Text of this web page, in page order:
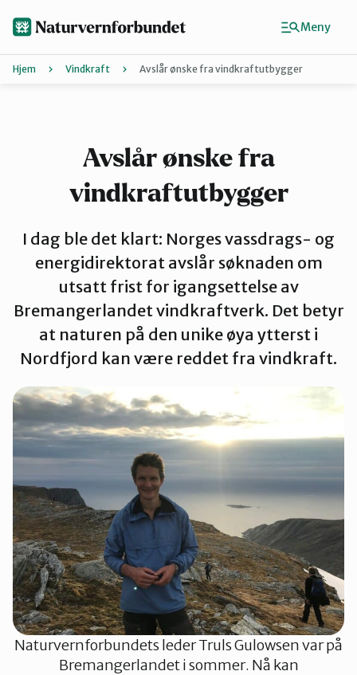
Finn ditt lokallag
Støtt oss
Buskerud
Finnmark
Hordaland
Innlandet
Møre og Romsdal
Nordland
Oslo og Akershus
Sogn og Fjordane
Trøndelag
Hjem Vindkraft Avslår ønske fra vindkraftutbygger
Avslår ønske fra
vindkraftutbygger
I dag ble det klart: Norges vassdrags- og
energidirektorat avslår søknaden om
utsatt frist for igangsettelse av
Bremangerlandet vindkraftverk. Det betyr
at naturen på den unike øya ytterst i
Nordfjord kan være reddet fra vindkraft.
Naturvernforbundets leder Truls Gulowsen var på
Bremangerlandet i sommer. Nå kan